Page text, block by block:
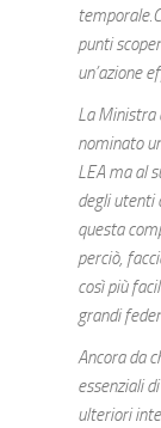
punti
un’azione
La Ministra
nominato
LEA ma al
degli utenti
questa
perciò,
così più
grandi
Ancora da
essenziali
ulteriori